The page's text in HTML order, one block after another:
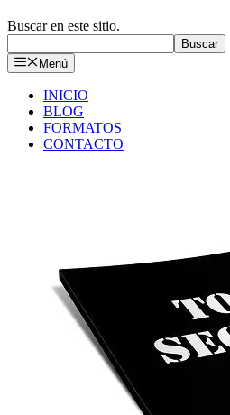
Buscar en este sitio.
Buscar
Menú
INICIO
BLOG
FORMATOS
CONTACTO